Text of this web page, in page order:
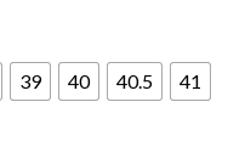
39 40 40.5
41